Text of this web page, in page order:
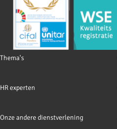
Footer
Thema's
HR experten
Onze andere dienstverlening